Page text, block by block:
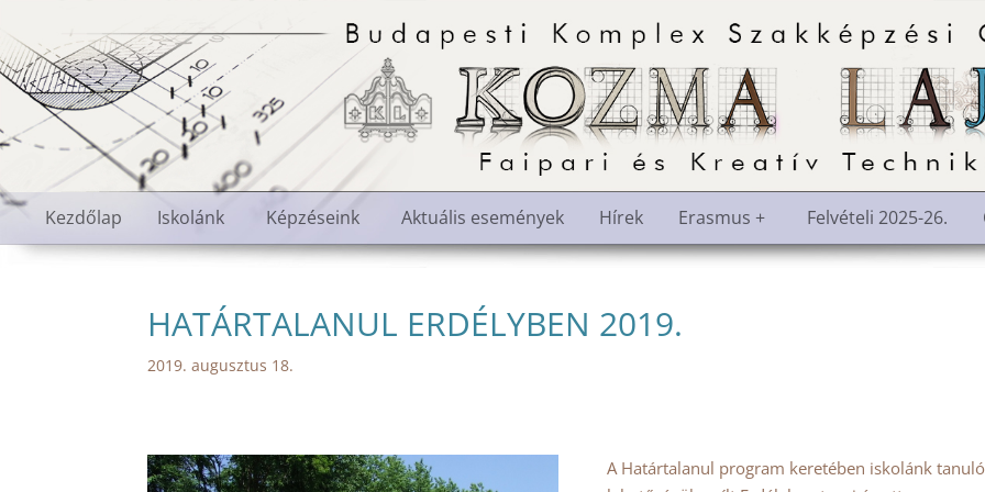
Kezdőlap Iskolánk Képzéseink Aktuális események Hírek Erasmus + Felvételi 2025-26.
HATÁRTALANUL ERDÉLYBEN 2019.
2019. augusztus 18.
A Határtalanul program keretében iskolánk